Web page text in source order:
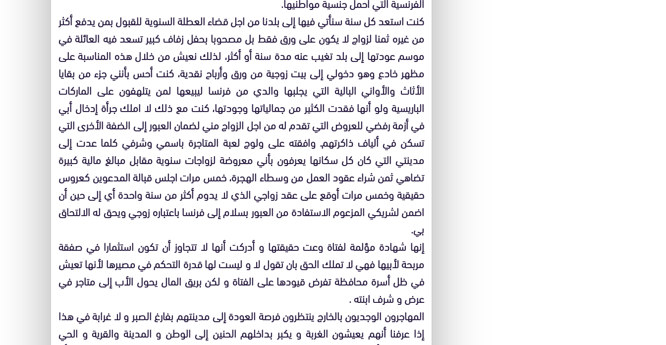
كنت استعد كل سنة سنأتي فيها إلى بلدنا من اجل قضاء العطلة السنوية للقبول بمن يدفع أكثر
من غيره ثمنا لزواج لا يكون على ورق فقط بل مصحوبا بحفل زفاف كبير تسعد فيه العائلة في
موسم عودتها إلى بلد تغيب عنه مدة سنة أو أكثر، لذلك نعيش من خلال هذه المناسبة على
مظهر خادع وهو دخولي إلى بيت زوجية من ورق وأرباح نقدية، كنت أحس بأنني جزء من بقايا
الأثاث والأواني البالية التي يجلبها والدي من فرنسا ليبيعها لمن يتلهفون على الماركات
الباريسية ولو أنها فقدت الكثير من جمالياتها وجودتها، كنت مع ذلك لا املك جرأة إدخال أبي
في أزمة رفضي للعروض التي تقدم له من اجل الزواج مني لضمان العبور إلى الضفة الأخرى التي
تسكن في ألياف ذاكرتهم. وافقته على ولوج لعبة المتاجرة باسمي وشرفي كلما عدت إلى
مدينتي التي كان كل سكانها يعرفون بأني معروضة لزواجات سنوية مقابل مبالغ مالية كبيرة
تضاهي ثمن شراء عقود العمل من وسطاء الهجرة، خمس مرات اجلس قبالة المدعوين كعروس
حقيقية وخمس مرات أوقع على عقد زواجي الذي لا يدوم أكثر من سنة واحدة أي إلى حين أن
اضمن لشريكي المزعوم الاستفادة من العبور بسلام إلى فرنسا باعتباره زوجي ويحق له الالتحاق
بي.
إنها شهادة مؤلمة لفتاة وعت حقيقتها و أدركت أنها لا تتجاوز أن تكون استثمارا في صفقة
مربحة لأبيها فهي لا تملك الحق بان تقول لا و ليست لها قدرة التحكم في مصيرها لأنها تعيش
في ظل أسرة محافظة تفرض قيودها على الفتاة و لكن بريق المال يحول الأب إلى متاجر في
عرض و شرف ابنته .
المهاجرون الوجديون بالخارج ينتظرون فرصة العودة إلى مدينتهم بفارغ الصبر و لا غرابة في هذا
إذا عرفنا أنهم يعيشون الغربة و يكبر بداخلهم الحنين إلى الوطن و المدينة والقرية و الحي